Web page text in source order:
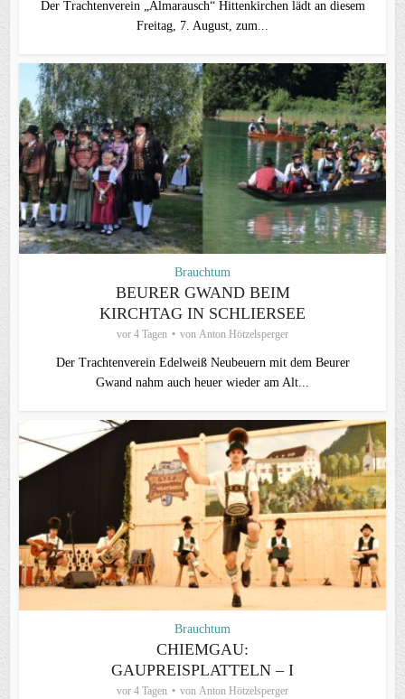
Der Trachtenverein „Almarausch“ Hittenkirchen lädt an diesem
Freitag, 7. August, zum...
Brauchtum
BEURER GWAND BEIM
KIRCHTAG IN SCHLIERSEE
vor 4 Tagen von Anton Hötzelsperger
Der Trachtenverein Edelweiß Neubeuern mit dem Beurer
Gwand nahm auch heuer wieder am Alt...
Brauchtum
CHIEMGAU:
GAUPREISPLATTELN – I
vor 4 Tagen von Anton Hötzelsperger